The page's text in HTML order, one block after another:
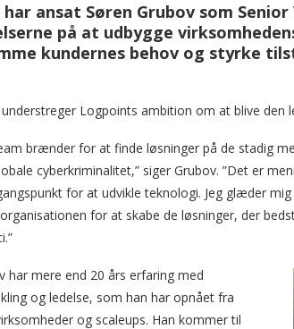
ansat Søren Grubov som
på at udbygge
kundernes behov og styrke
Logpoints ambition om at blive den
brænder for at finde løsninger på de stadig
cyberkriminalitet,” siger Grubov. ”Det er
for at udvikle teknologi. Jeg glæder
for at skabe de løsninger, der
har mere end 20 års erfaring med
og ledelse, som han har opnået fra
og scaleups. Han kommer til